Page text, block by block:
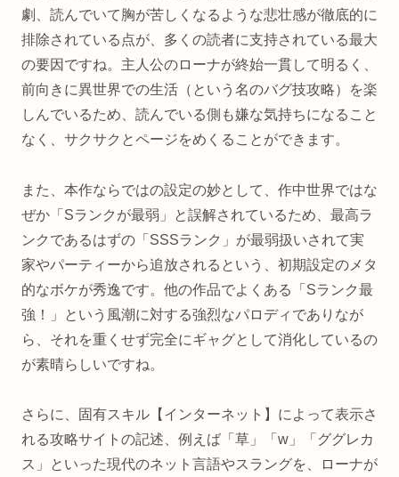
劇、読んでいて胸が苦しくなるような悲壮感が徹底的に
排除されている点が、多くの読者に支持されている最大
の要因ですね。主人公のローナが終始一貫して明るく、
前向きに異世界での生活（という名のバグ技攻略）を楽
しんでいるため、読んでいる側も嫌な気持ちになること
なく、サクサクとページをめくることができます。
また、本作ならではの設定の妙として、作中世界ではな
ぜか「Sランクが最弱」と誤解されているため、最高ラ
ンクであるはずの「SSSランク」が最弱扱いされて実
家やパーティーから追放されるという、初期設定のメタ
的なボケが秀逸です。他の作品でよくある「Sランク最
強！」という風潮に対する強烈なパロディでありなが
ら、それを重くせず完全にギャグとして消化しているの
が素晴らしいですね。
さらに、固有スキル【インターネット】によって表示さ
れる攻略サイトの記述、例えば「草」「w」「ググレカ
ス」といった現代のネット言語やスラングを、ローナが